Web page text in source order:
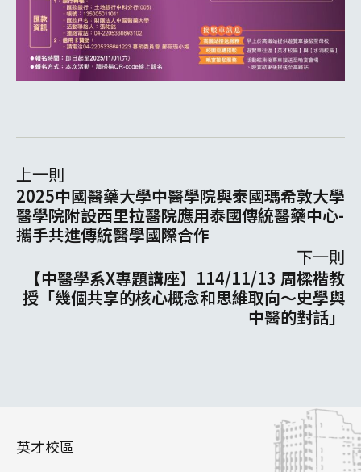
上一則
2025中國醫藥大學中醫學院與泰國瑪希敦大學
醫學院附設西里拉醫院應用泰國傳統醫藥中心-
攜手共進傳統醫學國際合作
下一則
【中醫學系X專題講座】114/11/13 周樑楷教
授「幾個共享的核心概念和思維取向～史學與
中醫的對話」
英才校區